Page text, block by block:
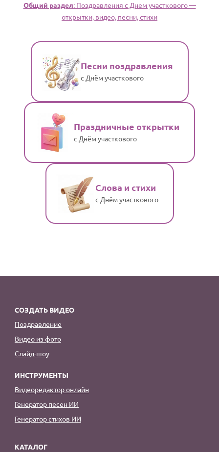
Общий раздел: Поздравления с Днем участкового —
открытки, видео, песни, стихи
Песни поздравления
с Днём участкового
Праздничные открытки
с Днём участкового
Слова и стихи
с Днём участкового
СОЗДАТЬ ВИДЕО
Поздравление
Видео из фото
Слайд-шоу
ИНСТРУМЕНТЫ
Видеоредактор онлайн
Генератор песен ИИ
Генератор стихов ИИ
КАТАЛОГ